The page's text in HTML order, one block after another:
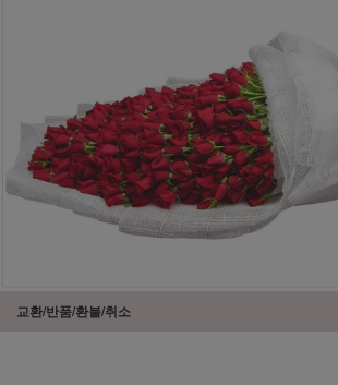
교환/반품/환불/취소